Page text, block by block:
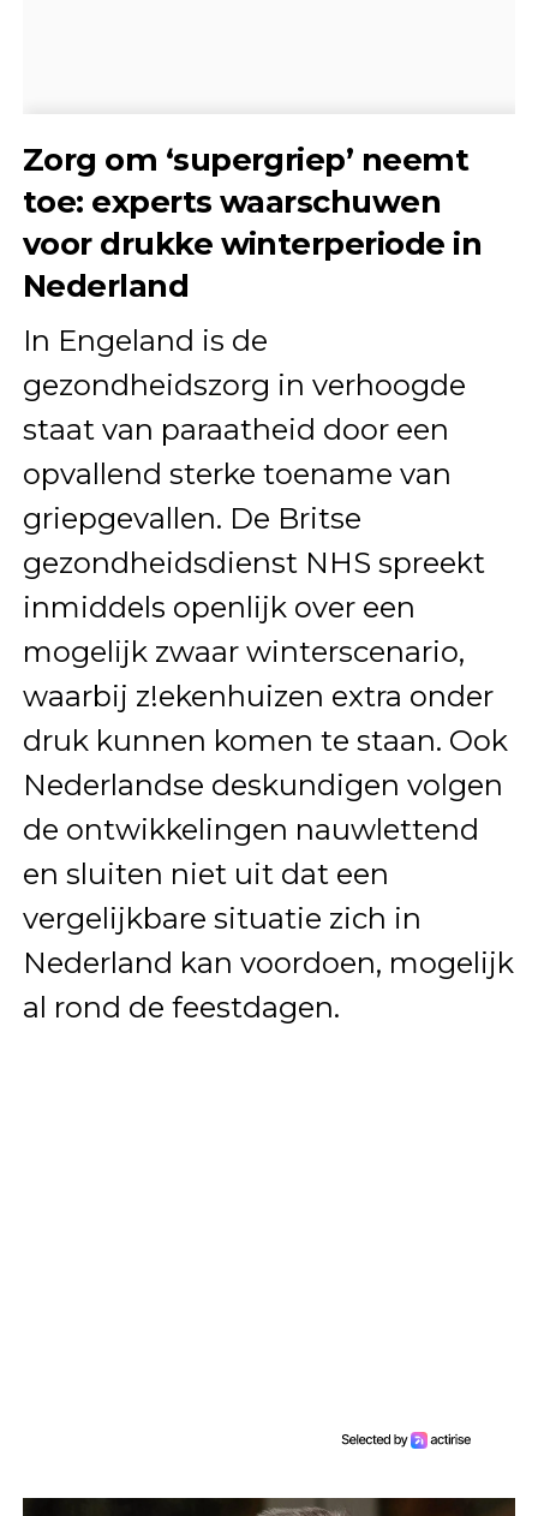
Zorg om ‘supergriep’ neemt
toe: experts waarschuwen
voor drukke winterperiode in
Nederland
In Engeland is de
gezondheidszorg in verhoogde
staat van paraatheid door een
opvallend sterke toename van
griepgevallen. De Britse
gezondheidsdienst NHS spreekt
inmiddels openlijk over een
mogelijk zwaar winterscenario,
waarbij z!ekenhuizen extra onder
druk kunnen komen te staan. Ook
Nederlandse deskundigen volgen
de ontwikkelingen nauwlettend
en sluiten niet uit dat een
vergelijkbare situatie zich in
Nederland kan voordoen, mogelijk
al rond de feestdagen.